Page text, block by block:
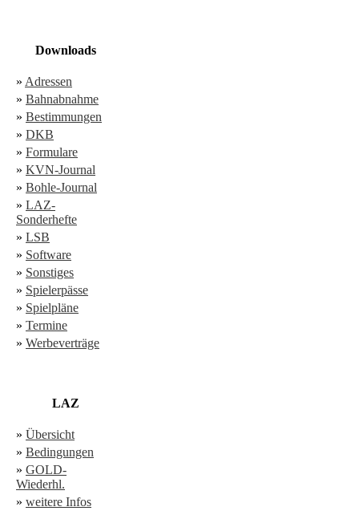
Downloads
» Adressen
» Bahnabnahme
» Bestimmungen
» DKB
» Formulare
» KVN-Journal
» Bohle-Journal
» LAZ-
Sonderhefte
» LSB
» Software
» Sonstiges
» Spielerpässe
» Spielpläne
» Termine
» Werbeverträge
LAZ
» Übersicht
» Bedingungen
» GOLD-
Wiederhl.
» weitere Infos